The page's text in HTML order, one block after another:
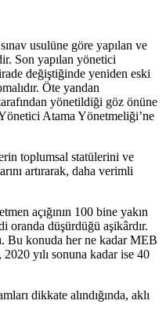
usulüne göre yapılan ve
Son yapılan yönetici
değiştiğinde yeniden eski
Öte yandan
yönetildiği göz önüne
Atama Yönetmeliği’ne
toplumsal statülerini ve
artırarak, daha verimli
açığının 100 bine yakın
oranda düşürdüğü aşikârdır.
Bu konuda her ne kadar MEB
2020 yılı sonuna kadar ise 40
dikkate alındığında, aklı